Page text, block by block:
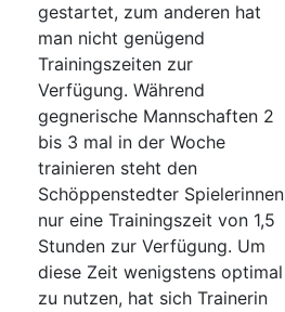
gestartet, zum anderen hat
man nicht genügend
Trainingszeiten zur
Verfügung. Während
gegnerische Mannschaften 2
bis 3 mal in der Woche
trainieren steht den
Schöppenstedter Spielerinnen
nur eine Trainingszeit von 1,5
Stunden zur Verfügung. Um
diese Zeit wenigstens optimal
zu nutzen, hat sich Trainerin